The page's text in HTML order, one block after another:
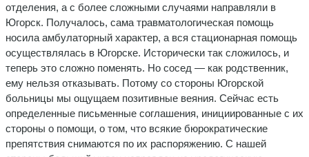
отделения, а с более сложными случаями направляли в
Югорск. Получалось, сама травматологическая помощь
носила амбулаторный характер, а вся стационарная помощь
осуществлялась в Югорске. Исторически так сложилось, и
теперь это сложно поменять. Но сосед — как родственник,
ему нельзя отказывать. Потому со стороны Югорской
больницы мы ощущаем позитивные веяния. Сейчас есть
определенные письменные соглашения, инициированные с их
стороны о помощи, о том, что всякие бюрократические
препятствия снимаются по их распоряжению. С нашей